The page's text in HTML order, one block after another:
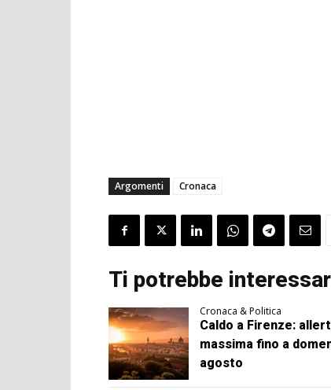
Argomenti Cronaca
Ti potrebbe
Cronaca & Politica
Caldo a Firenze:
massima fino a
agosto